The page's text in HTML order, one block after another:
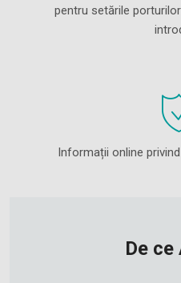
pentru setările
Informații online
De ce